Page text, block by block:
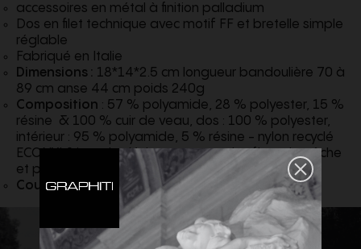
accessoires en métal à finition palladium
Dos en filet technique avec motif FF et bretelle simple
réglable
Fabriqué en Italie
Dimensions : 18*14*2.5 cm longueur bandoulière 70 à
89 cm anse 44 cm poids 240g
Composition : 57 % polyamide, 28 % polyester, 15 %
résine & 100 % cuir de veau, dos : 100 % polyester,
intérieur : 95 % polyamide, 5 % résine - nylon recyclé
ECONYL® issu de déchets comme des filets de pêche
et pouvant être recyclé à l’infini.
Couleur :Noir